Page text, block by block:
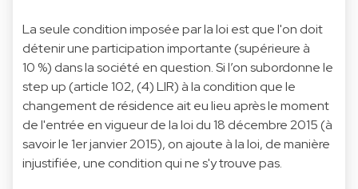
La seule condition imposée par la loi est que l'on doit
détenir une participation importante (supérieure à
10 %) dans la société en question. Si l’on subordonne le
step up (article 102, (4) LIR) à la condition que le
changement de résidence ait eu lieu après le moment
de l'entrée en vigueur de la loi du 18 décembre 2015 (à
savoir le 1er janvier 2015), on ajoute à la loi, de manière
injustifiée, une condition qui ne s'y trouve pas.